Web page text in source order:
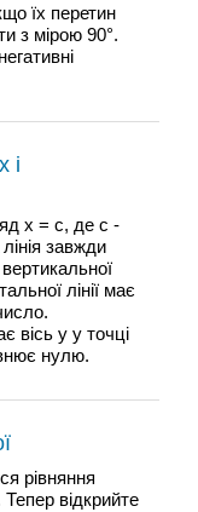
їх перетин
з мірою 90°.
і
x = c, де c -
завжди
лінії має
вісь y у точці
нулю.
рівняння
Тепер відкрийте